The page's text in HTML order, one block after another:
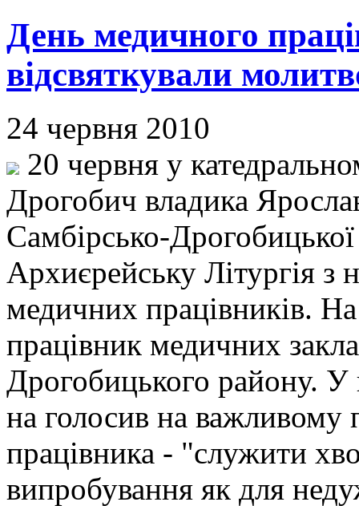
День медичного
відсвяткували
24 червня 2010
20 червня у
Дрогобич владика
Самбірсько-Дрогобицької
Архиєрейську Літургія з
медичних працівників.
працівник медичних
Дрогобицького району. У
на голосив на важливому
працівника - "служити
випробування як для